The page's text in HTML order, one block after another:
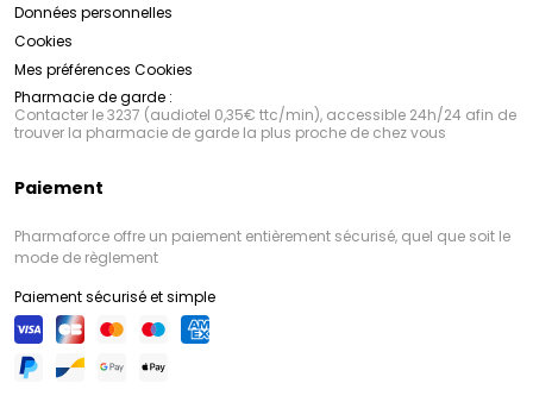
Données personnelles
Cookies
Mes préférences Cookies
Pharmacie de garde :
Contacter le 3237 (audiotel 0,35€ ttc/min), accessible 24h/24 afin de
trouver la pharmacie de garde la plus proche de chez vous
Paiement
Pharmaforce offre un paiement entièrement sécurisé, quel que soit le
mode de règlement
Paiement sécurisé et simple